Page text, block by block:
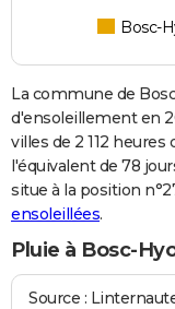
Bosc-
La commune de
d'ensoleillement en
villes de 2 112 heures
l'équivalent de 78
situe à la position
ensoleillées.
Pluie à Bosc-
Source :